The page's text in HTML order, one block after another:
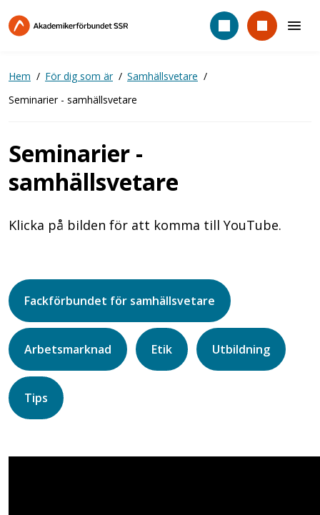
till
Hem För dig som är
Samhällsvetare
Seminarier - samhällsvetare
Seminarier -
samhällsvetare
Klicka på bilden för att komma till YouTube.
Fackförbundet för samhällsvetare
Arbetsmarknad Etik Utbildning
Tips